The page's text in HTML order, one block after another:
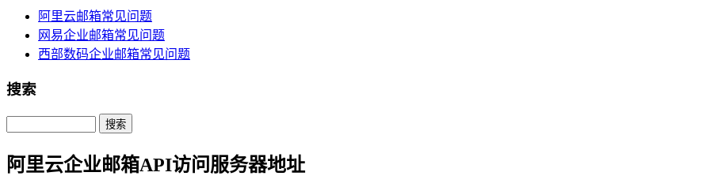
阿里云邮箱常见问题
网易企业邮箱常见问题
西部数码企业邮箱常见问题
搜索
Search
阿里云企业邮箱API访问服务器地址